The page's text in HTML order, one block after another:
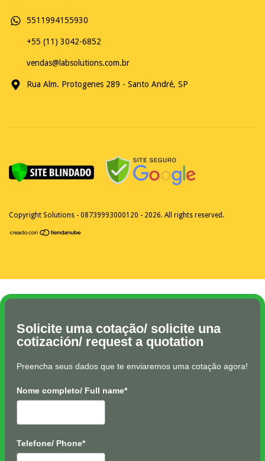
5511994155930
+55 (11) 3042-6852
vendas@labsolutions.com.br
Rua Alm. Protogenes 289 - Santo André, SP
Copyright Solutions - 08739993000120 - 2026. All rights reserved.
Solicite uma cotação/ solicite una
cotización/ request a quotation
Preencha seus dados que te enviaremos uma cotação agora!
Nome completo/ Full name*
Telefone/ Phone*